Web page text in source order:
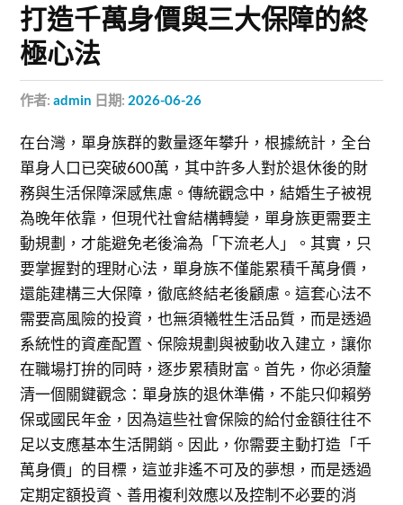
打造千萬身價與三大保障的終
極心法
作者:admin 日期: 2026-06-26
在台灣，單身族群的數量逐年攀升，根據統計，全台
單身人口已突破600萬，其中許多人對於退休後的財
務與生活保障深感焦慮。傳統觀念中，結婚生子被視
為晚年依靠，但現代社會結構轉變，單身族更需要主
動規劃，才能避免老後淪為「下流老人」。其實，只
要掌握對的理財心法，單身族不僅能累積千萬身價，
還能建構三大保障，徹底終結老後顧慮。這套心法不
需要高風險的投資，也無須犧牲生活品質，而是透過
系統性的資產配置、保險規劃與被動收入建立，讓你
在職場打拚的同時，逐步累積財富。首先，你必須釐
清一個關鍵觀念：單身族的退休準備，不能只仰賴勞
保或國民年金，因為這些社會保險的給付金額往往不
足以支應基本生活開銷。因此，你需要主動打造「千
萬身價」的目標，這並非遙不可及的夢想，而是透過
定期定額投資、善用複利效應以及控制不必要的消